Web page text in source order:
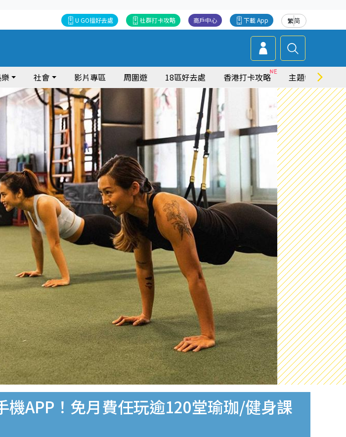
繁简
下載 App
商戶中心
社群打卡攻略
U GO搵好去處
社會 影片專區 周圍遊 18區好去處 香港打卡攻略 主題特集
機APP！免月費任玩逾120堂瑜珈/健身課